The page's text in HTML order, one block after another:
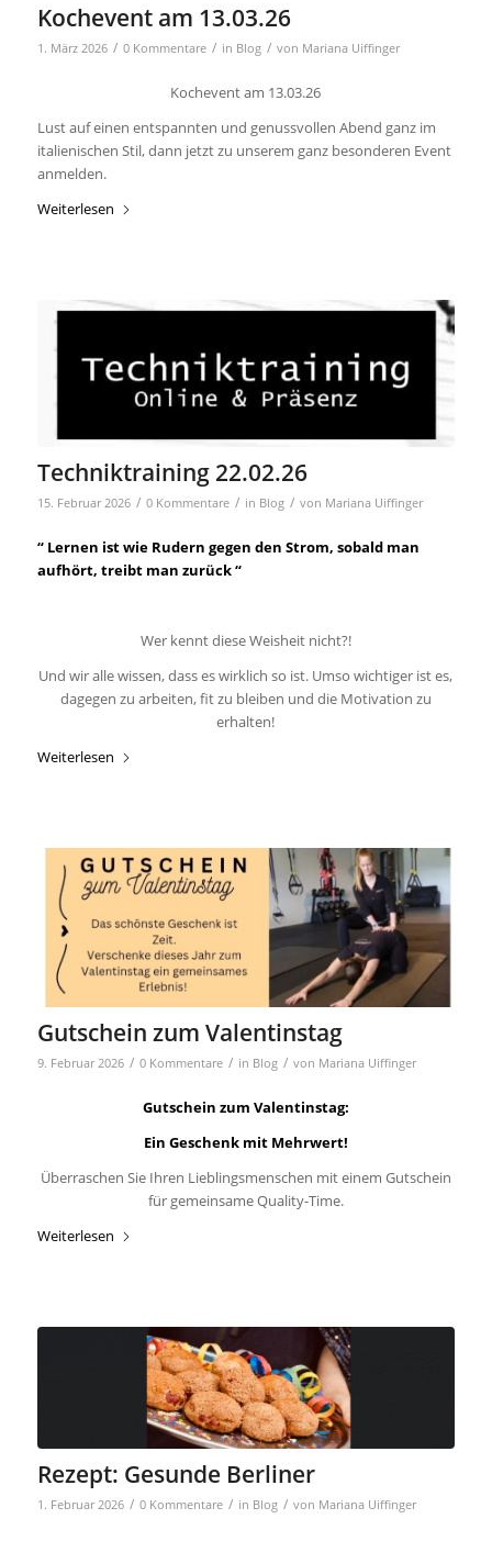
Kochevent am 13.03.26
1. März 2026 / 0 Kommentare / in Blog / von Mariana Uiffinger
Kochevent am 13.03.26
Lust auf einen entspannten und genussvollen Abend ganz im
italienischen Stil, dann jetzt zu unserem ganz besonderen Event
anmelden.
Weiterlesen
Techniktraining 22.02.26
15. Februar 2026 / 0 Kommentare / in Blog / von Mariana Uiffinger
“ Lernen ist wie Rudern gegen den Strom, sobald man
aufhört, treibt man zurück “
Wer kennt diese Weisheit nicht?!
Und wir alle wissen, dass es wirklich so ist. Umso wichtiger ist es,
dagegen zu arbeiten, fit zu bleiben und die Motivation zu
erhalten!
Weiterlesen
Gutschein zum Valentinstag
9. Februar 2026 / 0 Kommentare / in Blog / von Mariana Uiffinger
Gutschein zum Valentinstag:
Ein Geschenk mit Mehrwert!
Überraschen Sie Ihren Lieblingsmenschen mit einem Gutschein
für gemeinsame Quality-Time.
Weiterlesen
Rezept: Gesunde Berliner
1. Februar 2026 / 0 Kommentare / in Blog / von Mariana Uiffinger